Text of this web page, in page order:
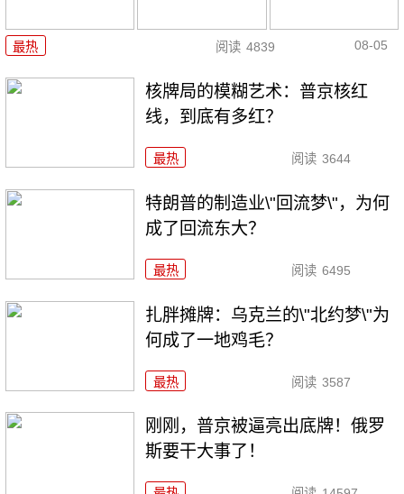
最热 阅读 4839 08-05
核牌局的模糊艺术：普京核红
线，到底有多红？
最热 阅读 3644
特朗普的制造业\"回流梦\"，为何
成了回流东大？
最热 阅读 6495
扎胖摊牌：乌克兰的\"北约梦\"为
何成了一地鸡毛？
最热 阅读 3587
刚刚，普京被逼亮出底牌！俄罗
斯要干大事了！